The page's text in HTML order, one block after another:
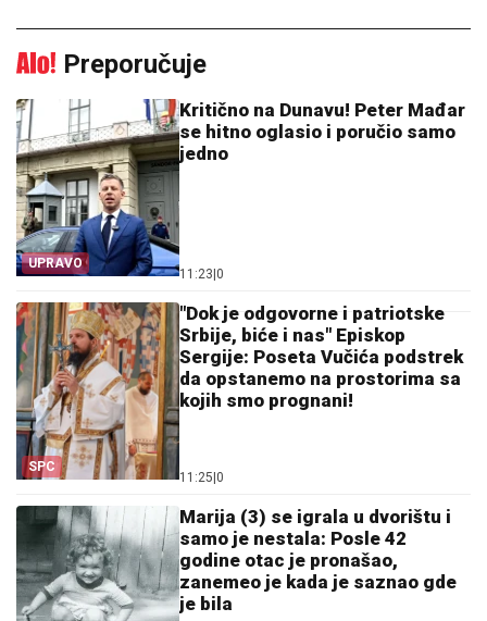
Preporučuje
UPRAVO
Kritično na Dunavu! Peter Mađar
se hitno oglasio i poručio samo
jedno
11:23|0
SPC
"Dok je odgovorne i patriotske
Srbije, biće i nas" Episkop
Sergije: Poseta Vučića podstrek
da opstanemo na prostorima sa
kojih smo prognani!
11:25|0
Marija (3) se igrala u dvorištu i
samo je nestala: Posle 42
godine otac je pronašao,
zanemeo je kada je saznao gde
je bila